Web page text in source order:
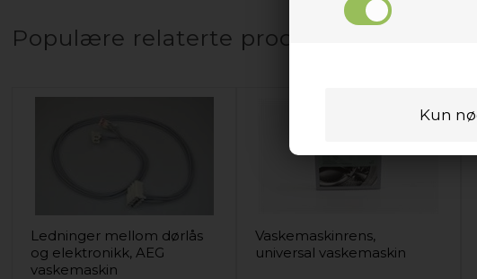
Populære relaterte produkter
Ledninger mellom dørlås
og elektronikk, AEG
vaskemaskin
Vaskemaskinrens,
universal vaskemaskin